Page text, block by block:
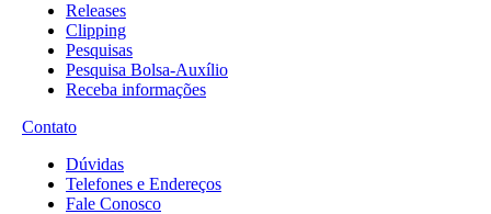
Releases
Clipping
Pesquisas
Pesquisa Bolsa-Auxílio
Receba informações
Contato
Dúvidas
Telefones e Endereços
Fale Conosco